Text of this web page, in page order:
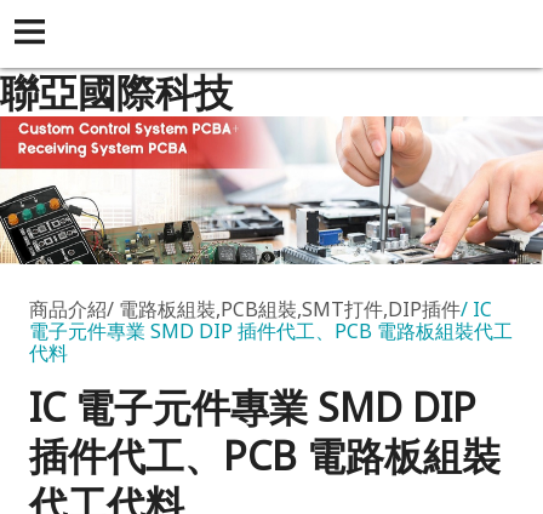
聯亞國際科技
商品介紹 電路板組裝,PCB組裝,SMT打件,DIP插件 IC
電子元件專業 SMD DIP 插件代工、PCB 電路板組裝代工
代料
IC 電子元件專業 SMD DIP
插件代工、PCB 電路板組裝